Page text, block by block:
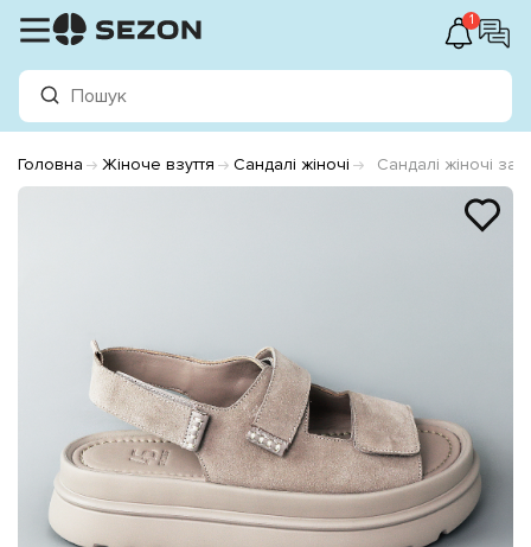
1
Головна Жіноче взуття Сандалі жіночі Сандалі жіночі